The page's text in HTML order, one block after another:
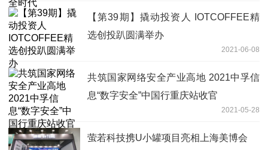
【第39期】撬动投资人 IOTCOFFEE精
选创投趴圆满举办
2021-06-08
共筑国家网络安全产业高地 2021中孚信
息“数字安全”中国行重庆站收官
2021-05-28
萤若科技携U小罐项目亮相上海美博会